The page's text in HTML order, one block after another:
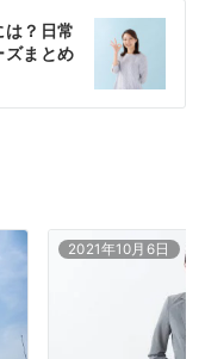
は？日常
ズまとめ
2021年10月6日